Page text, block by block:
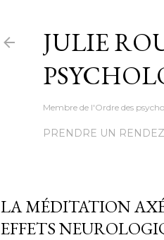
JULIE
Membre de l'Ordre des
PRENDRE UN
LA MÉDITATION
EFFETS